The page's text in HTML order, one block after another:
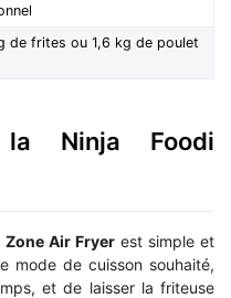
de frites ou 1,6 kg de poulet
la Ninja Foodi
Zone Air Fryer est simple et
mode de cuisson souhaité,
et de laisser la friteuse